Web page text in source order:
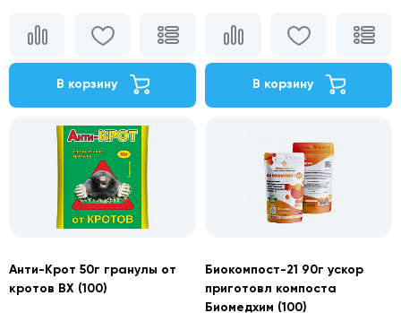
В корзину В корзину
Анти-Крот 50г гранулы от
кротов ВХ (100)
Биокомпост-21 90г ускор
приготовл компоста
Биомедхим (100)